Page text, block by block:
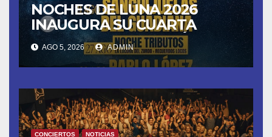
NOCHES DE LUNA 2026
INAUGURA SU CUARTA
TEMPORADA ESTE SÁBADO
8 CON OBK Y LA GUARDIA
AGO 5, 2026 ADMIN
CONCIERTOS NOTICIAS